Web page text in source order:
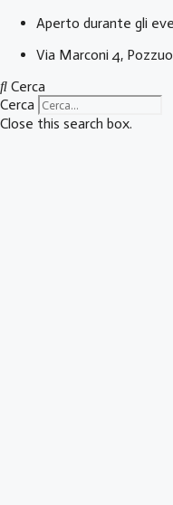
contenuto
Aperto durante gli
Via Marconi 4,
Cerca
Cerca
Close this search box.